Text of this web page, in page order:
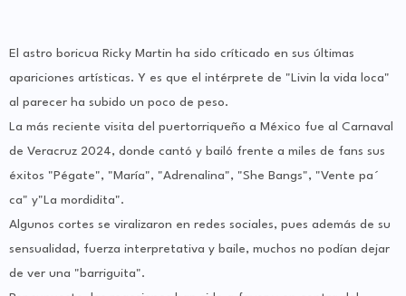
El astro boricua Ricky Martin ha sido críticado en sus últimas
apariciones artísticas. Y es que el intérprete de "Livin la vida loca"
al parecer ha subido un poco de peso.
La más reciente visita del puertorriqueño a México fue al Carnaval
de Veracruz 2024, donde cantó y bailó frente a miles de fans sus
éxitos "Pégate", "María", "Adrenalina", "She Bangs", "Vente pa´
ca" y"La mordidita".
Algunos cortes se viralizaron en redes sociales, pues además de su
sensualidad, fuerza interpretativa y baile, muchos no podían dejar
de ver una "barriguita".